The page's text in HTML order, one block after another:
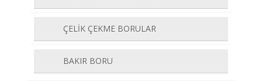
ÇELİK ÇEKME BORULAR
BAKIR BORU